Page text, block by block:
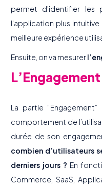
permet d'identifier les
l'application plus intuitive
meilleure expérience
Ensuite, on va mesurer
L’Engagement
La partie
comportement de
durée de son
combien d’utilisateurs
derniers jours ? En
Commerce, SaaS,